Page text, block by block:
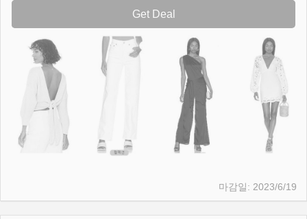
Get Deal
2023/6/19